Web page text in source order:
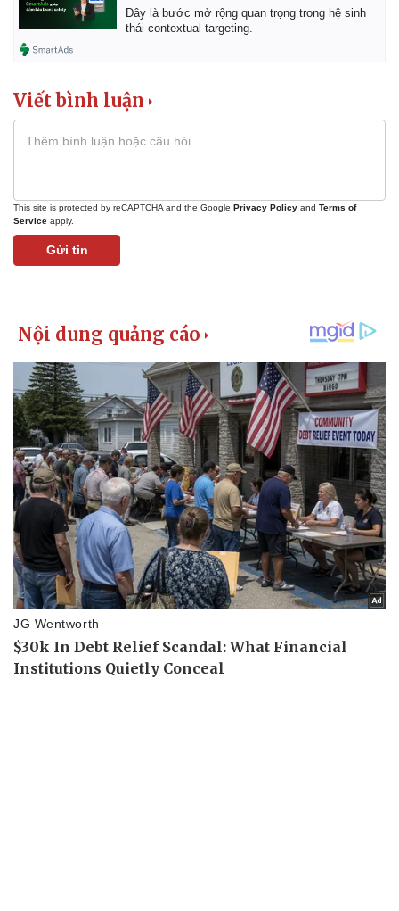
Kinh tế
Bất động sản
Khởi nghiệp
Thị trường
Giá vàng
Tiêu dùng
Tỷ giá
Chứng khoán
Giá cà phê
Đây là bước mở rộng quan trọng trong hệ sinh
thái contextual targeting.
Viết bình luận
This site is protected by reCAPTCHA and the Google Privacy Policy and Terms of
Service apply.
Gửi tin